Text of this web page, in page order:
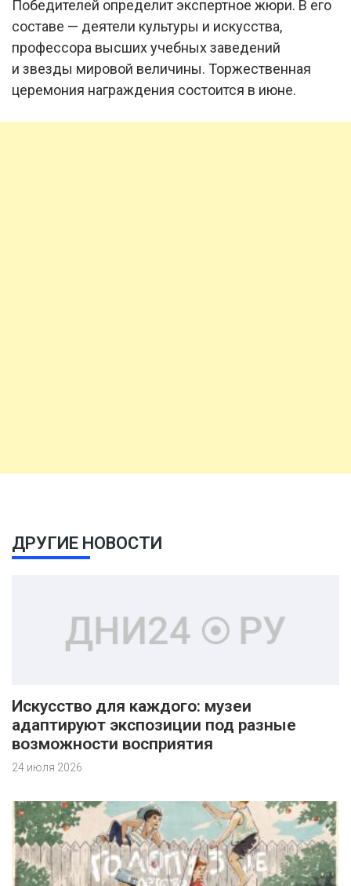
Победителей определит экспертное жюри. В его
составе — деятели культуры и искусства,
профессора высших учебных заведений
и звезды мировой величины. Торжественная
церемония награждения состоится в июне.
ДРУГИЕ НОВОСТИ
Искусство для каждого: музеи
адаптируют экспозиции под разные
возможности восприятия
24 июля 2026